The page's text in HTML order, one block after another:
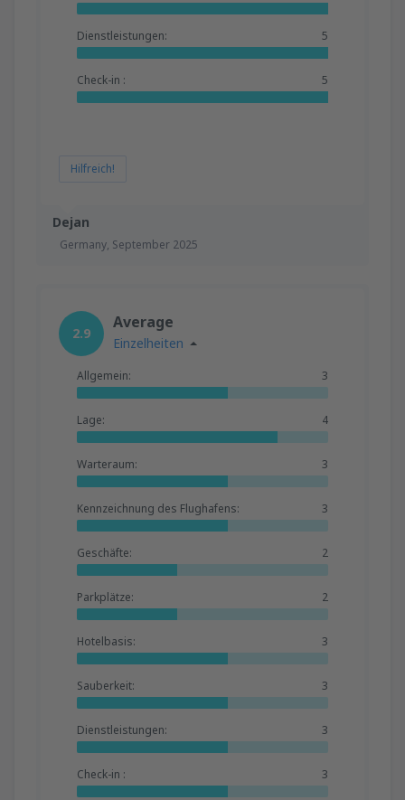
Dejan
Germany, September 2025
Dienstleistungen: 5
Check-in : 5
Hilfreich!
2.9
Average
Einzelheiten
Allgemein: 3
Lage: 4
Warteraum: 3
Kennzeichnung des Flughafens: 3
Geschäfte: 2
Parkplätze: 2
Hotelbasis: 3
Sauberkeit: 3
Dienstleistungen: 3
Check-in : 3